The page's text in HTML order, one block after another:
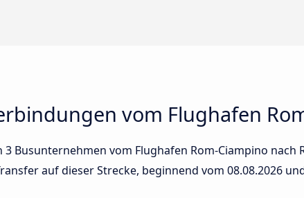
vom Flughafen
3 Busunternehmen vom Flughafen Rom-Ciampino
auf dieser Strecke, beginnend vom 08.08.2026